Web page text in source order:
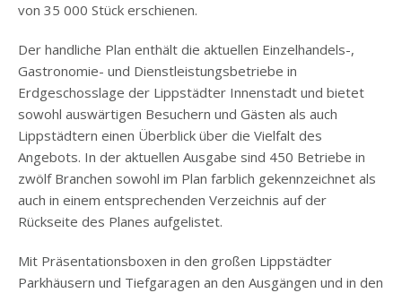
von 35 000 Stück erschienen.
Der handliche Plan enthält die aktuellen Einzelhandels-,
Gastronomie- und Dienstleistungsbetriebe in
Erdgeschosslage der Lippstädter Innenstadt und bietet
sowohl auswärtigen Besuchern und Gästen als auch
Lippstädtern einen Überblick über die Vielfalt des
Angebots. In der aktuellen Ausgabe sind 450 Betriebe in
zwölf Branchen sowohl im Plan farblich gekennzeichnet als
auch in einem entsprechenden Verzeichnis auf der
Rückseite des Planes aufgelistet.
Mit Präsentationsboxen in den großen Lippstädter
Parkhäusern und Tiefgaragen an den Ausgängen und in den